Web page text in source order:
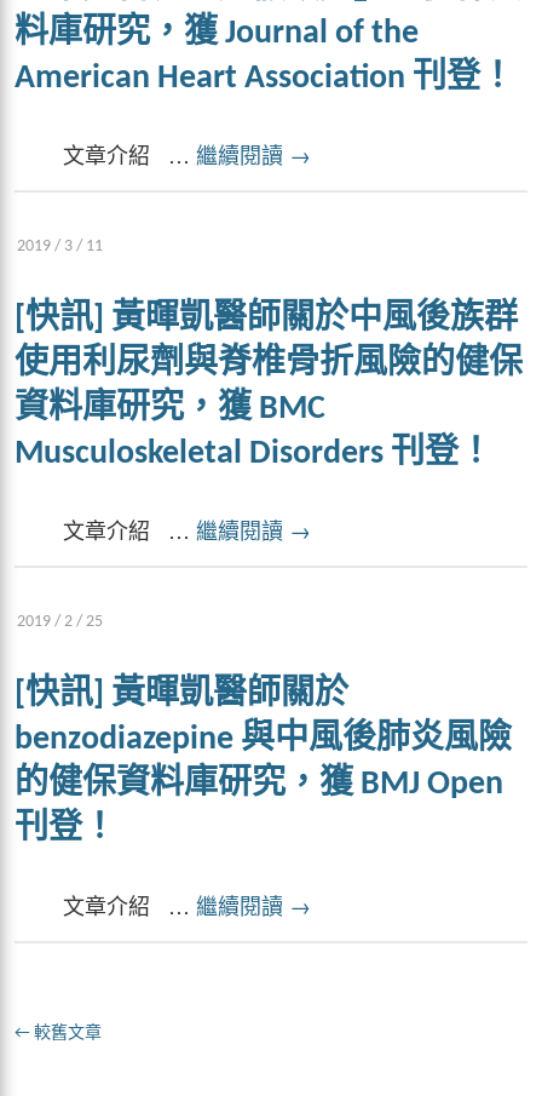
料庫研究，獲 Journal of the
American Heart Association 刊登！
文章介紹 … 繼續閱讀 →
2019 / 3 / 11
[快訊] 黃暉凱醫師關於中風後族群
使用利尿劑與脊椎骨折風險的健保
資料庫研究，獲 BMC
Musculoskeletal Disorders 刊登！
文章介紹 … 繼續閱讀 →
2019 / 2 / 25
[快訊] 黃暉凱醫師關於
benzodiazepine 與中風後肺炎風險
的健保資料庫研究，獲 BMJ Open
刊登！
文章介紹 … 繼續閱讀 →
← 較舊文章